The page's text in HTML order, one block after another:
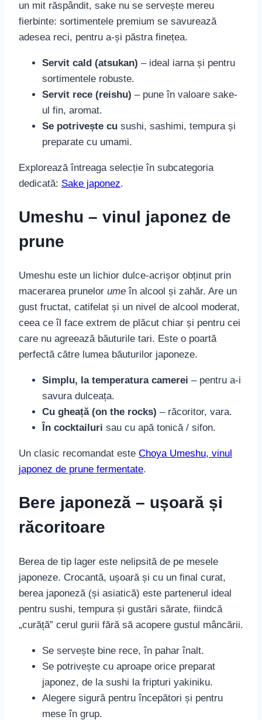
un mit răspândit, sake nu se servește mereu
fierbinte: sortimentele premium se savurează
adesea reci, pentru a-și păstra finețea.
Servit cald (atsukan) – ideal iarna și pentru
sortimentele robuste.
Servit rece (reishu) – pune în valoare sake-
ul fin, aromat.
Se potrivește cu sushi, sashimi, tempura și
preparate cu umami.
Explorează întreaga selecție în subcategoria
dedicată: Sake japonez.
Umeshu – vinul japonez de
prune
Umeshu este un lichior dulce-acrișor obținut prin
macerarea prunelor ume în alcool și zahăr. Are un
gust fructat, catifelat și un nivel de alcool moderat,
ceea ce îl face extrem de plăcut chiar și pentru cei
care nu agreează băuturile tari. Este o poartă
perfectă către lumea băuturilor japoneze.
Simplu, la temperatura camerei – pentru a-i
savura dulceața.
Cu gheață (on the rocks) – răcoritor, vara.
În cocktailuri sau cu apă tonică / sifon.
Un clasic recomandat este Choya Umeshu, vinul
japonez de prune fermentate.
Bere japoneză – ușoară și
răcoritoare
Berea de tip lager este nelipsită de pe mesele
japoneze. Crocantă, ușoară și cu un final curat,
berea japoneză (și asiatică) este partenerul ideal
pentru sushi, tempura și gustări sărate, fiindcă
„curăță” cerul gurii fără să acopere gustul mâncării.
Se servește bine rece, în pahar înalt.
Se potrivește cu aproape orice preparat
japonez, de la sushi la fripturi yakiniku.
Alegere sigură pentru începători și pentru
mese în grup.